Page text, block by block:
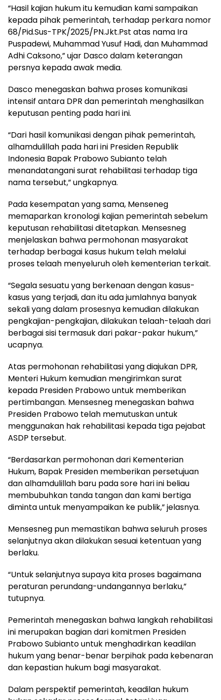
“Hasil kajian hukum itu kemudian kami sampaikan
kepada pihak pemerintah, terhadap perkara nomor
68/Pid.Sus-TPK/2025/PN.Jkt.Pst atas nama Ira
Puspadewi, Muhammad Yusuf Hadi, dan Muhammad
Adhi Caksono,” ujar Dasco dalam keterangan
persnya kepada awak media.
Dasco menegaskan bahwa proses komunikasi
intensif antara DPR dan pemerintah menghasilkan
keputusan penting pada hari ini.
“Dari hasil komunikasi dengan pihak pemerintah,
alhamdulillah pada hari ini Presiden Republik
Indonesia Bapak Prabowo Subianto telah
menandatangani surat rehabilitasi terhadap tiga
nama tersebut,” ungkapnya.
Pada kesempatan yang sama, Menseneg
memaparkan kronologi kajian pemerintah sebelum
keputusan rehabilitasi ditetapkan. Mensesneg
menjelaskan bahwa permohonan masyarakat
terhadap berbagai kasus hukum telah melalui
proses telaah menyeluruh oleh kementerian terkait.
“Segala sesuatu yang berkenaan dengan kasus-
kasus yang terjadi, dan itu ada jumlahnya banyak
sekali yang dalam prosesnya kemudian dilakukan
pengkajian-pengkajian, dilakukan telaah-telaah dari
berbagai sisi termasuk dari pakar-pakar hukum,”
ucapnya.
Atas permohonan rehabilitasi yang diajukan DPR,
Menteri Hukum kemudian mengirimkan surat
kepada Presiden Prabowo untuk memberikan
pertimbangan. Mensesneg menegaskan bahwa
Presiden Prabowo telah memutuskan untuk
menggunakan hak rehabilitasi kepada tiga pejabat
ASDP tersebut.
“Berdasarkan permohonan dari Kementerian
Hukum, Bapak Presiden memberikan persetujuan
dan alhamdulillah baru pada sore hari ini beliau
membubuhkan tanda tangan dan kami bertiga
diminta untuk menyampaikan ke publik,” jelasnya.
Mensesneg pun memastikan bahwa seluruh proses
selanjutnya akan dilakukan sesuai ketentuan yang
berlaku.
“Untuk selanjutnya supaya kita proses bagaimana
peraturan perundang-undangannya berlaku,”
tutupnya.
Pemerintah menegaskan bahwa langkah rehabilitasi
ini merupakan bagian dari komitmen Presiden
Prabowo Subianto untuk menghadirkan keadilan
hukum yang benar-benar berpihak pada kebenaran
dan kepastian hukum bagi masyarakat.
Dalam perspektif pemerintah, keadilan hukum